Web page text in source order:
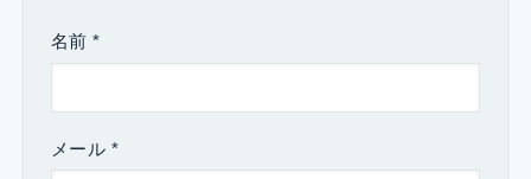
名前*
メール *